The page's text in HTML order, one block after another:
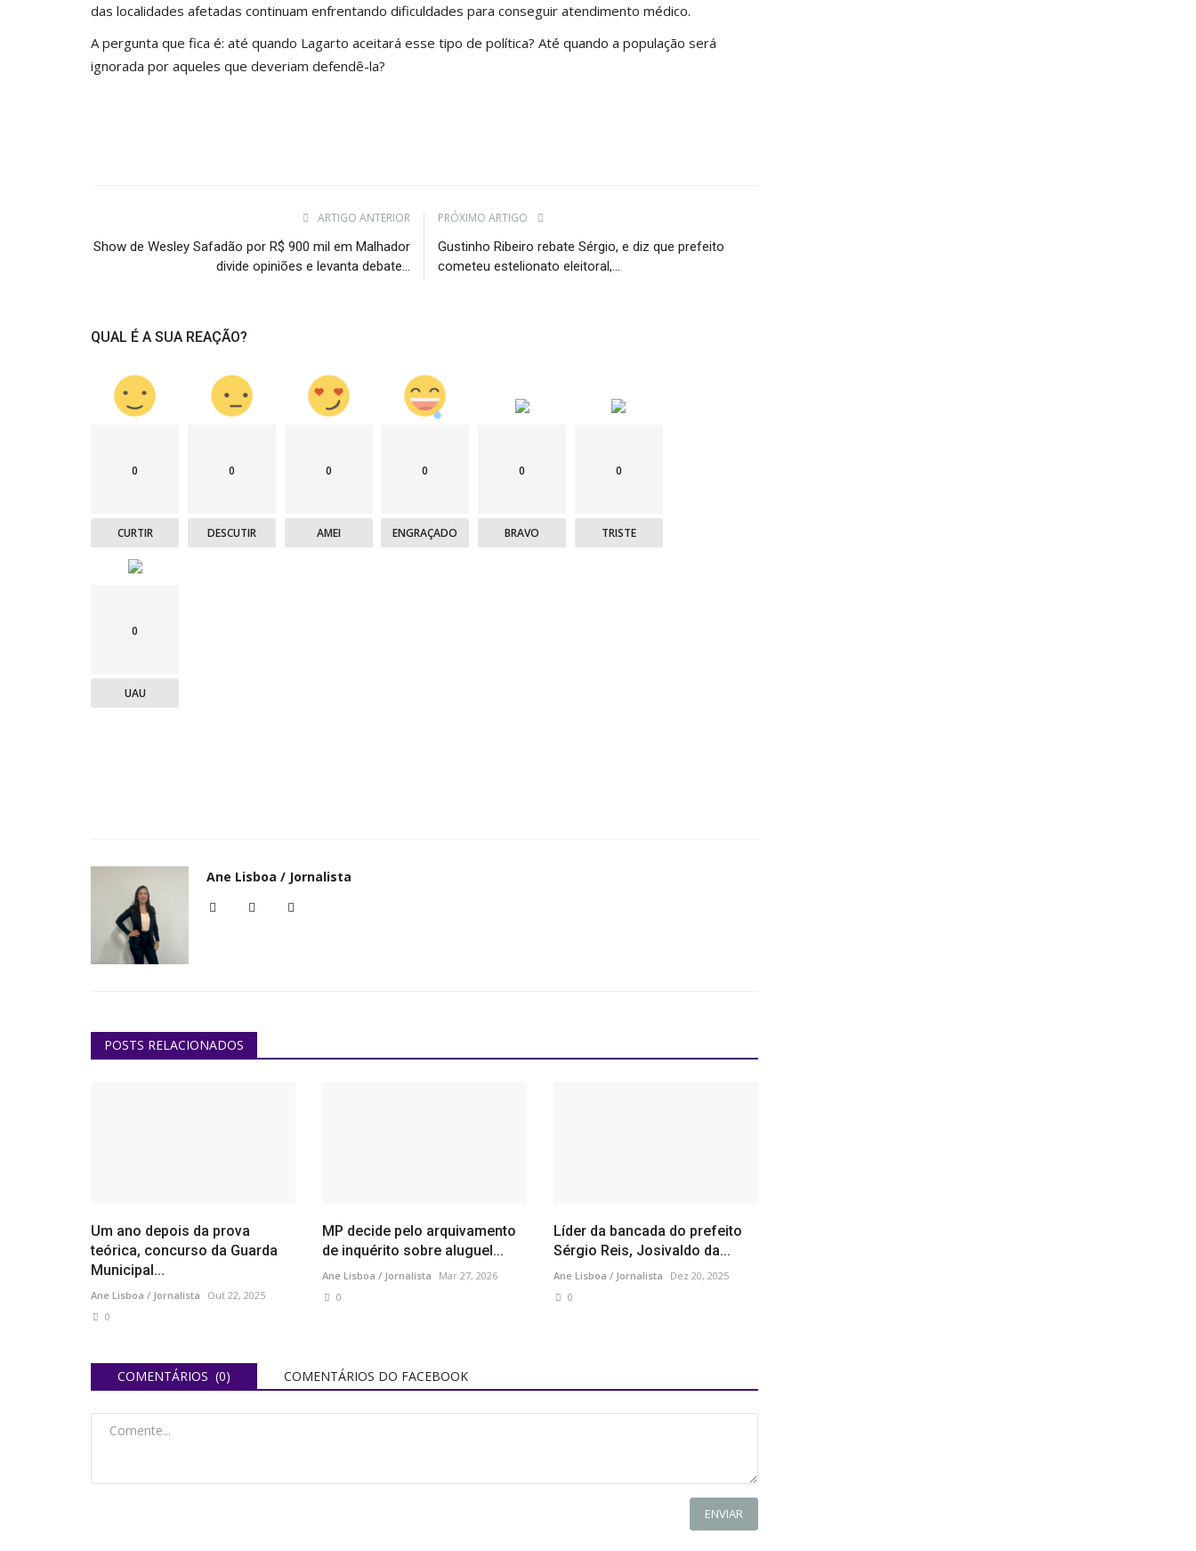
das localidades afetadas continuam enfrentando dificuldades para conseguir atendimento médico.
A pergunta que fica é: até quando Lagarto aceitará esse tipo de política? Até quando a população será
ignorada por aqueles que deveriam defendê-la?
ARTIGO ANTERIOR
Show de Wesley Safadão por R$ 900 mil em Malhador
divide opiniões e levanta debate...
PRÓXIMO ARTIGO
Gustinho Ribeiro rebate Sérgio, e diz que prefeito
cometeu estelionato eleitoral,...
QUAL É A SUA REAÇÃO?
0
CURTIR
0
DESCUTIR
0
AMEI
0
ENGRAÇADO
0
BRAVO
0
TRISTE
0
UAU
Ane Lisboa / Jornalista
POSTS RELACIONADOS
Um ano depois da prova
teórica, concurso da Guarda
Municipal...
Ane Lisboa / Jornalista
Out 22, 2025
0
MP decide pelo arquivamento
de inquérito sobre aluguel...
Ane Lisboa / Jornalista
Mar 27, 2026
0
Líder da bancada do prefeito
Sérgio Reis, Josivaldo da...
Ane Lisboa / Jornalista
Dez 20, 2025
0
COMENTÁRIOS (0) COMENTÁRIOS DO FACEBOOK
ENVIAR